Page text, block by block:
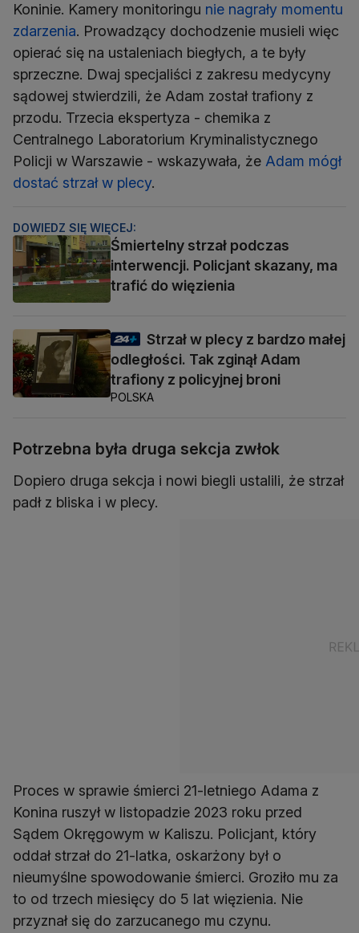
Koninie. Kamery monitoringu nie nagrały momentu
zdarzenia. Prowadzący dochodzenie musieli więc
opierać się na ustaleniach biegłych, a te były
sprzeczne. Dwaj specjaliści z zakresu medycyny
sądowej stwierdzili, że Adam został trafiony z
przodu. Trzecia ekspertyza - chemika z
Centralnego Laboratorium Kryminalistycznego
Policji w Warszawie - wskazywała, że Adam mógł
dostać strzał w plecy.
DOWIEDZ SIĘ WIĘCEJ:
Śmiertelny strzał podczas
interwencji. Policjant skazany, ma
trafić do więzienia
Strzał w plecy z bardzo małej
odległości. Tak zginął Adam
trafiony z policyjnej broni
POLSKA
Potrzebna była druga sekcja zwłok
Dopiero druga sekcja i nowi biegli ustalili, że strzał
padł z bliska i w plecy.
Proces w sprawie śmierci 21-letniego Adama z
Konina ruszył w listopadzie 2023 roku przed
Sądem Okręgowym w Kaliszu. Policjant, który
oddał strzał do 21-latka, oskarżony był o
nieumyślne spowodowanie śmierci. Groziło mu za
to od trzech miesięcy do 5 lat więzienia. Nie
przyznał się do zarzucanego mu czynu.